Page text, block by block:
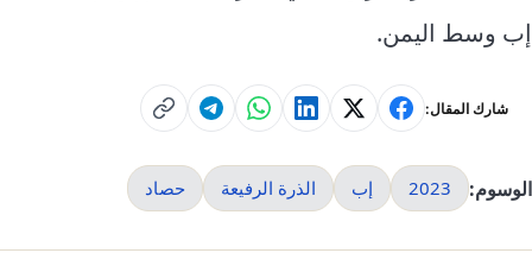
إب وسط اليمن.
شارك المقال:
الوسوم: 2023 إب الذرة الرفيعة حصاد